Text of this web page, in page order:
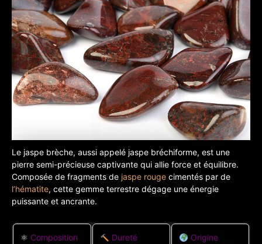
Le jaspe brèche, aussi appelé jaspe bréchiforme, est une
pierre semi-précieuse captivante qui allie force et équilibre.
Composée de fragments de jaspe rouge cimentés par de
l’hématite, cette gemme terrestre dégage une énergie
puissante et ancrante.
⚛ Composition
Dureté
Origine